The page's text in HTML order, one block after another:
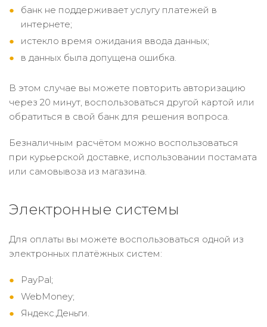
банк не поддерживает услугу платежей в
интернете;
истекло время ожидания ввода данных;
в данных была допущена ошибка.
В этом случае вы можете повторить авторизацию
через 20 минут, воспользоваться другой картой или
обратиться в свой банк для решения вопроса.
Безналичным расчётом можно воспользоваться
при курьерской доставке, использовании постамата
или самовывоза из магазина.
Электронные системы
Для оплаты вы можете воспользоваться одной из
электронных платёжных систем:
PayPal;
WebMoney;
Яндекс.Деньги.